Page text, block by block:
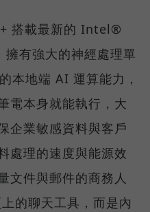
搭載最新的 Intel®
有強大的神經處理單
本地端 AI 運算能力，
電本身就能執行，大
企業敏感資料與客戶
處理的速度與能源效
文件與郵件的商務人
的聊天工具，而是內